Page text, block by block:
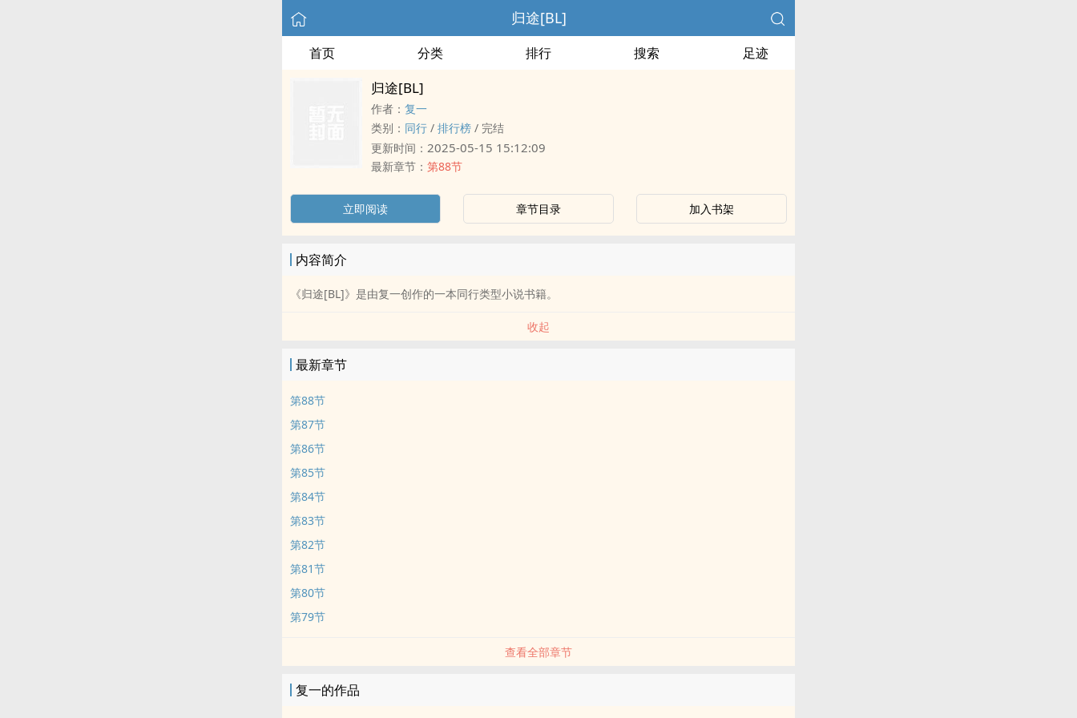
归途[BL]
首页 分类 排行 搜索 足迹
归途[BL]
作者： 复一
类别： 同行 / 排行榜 / 完结
更新时间： 2025-05-15 15:12:09
最新章节： 第88节
立即阅读 章节目录 加入书架
内容简介
《归途[BL]》是由复一创作的一本同行类型小说书籍。
收起
最新章节
第88节
第87节
第86节
第85节
第84节
第83节
第82节
第81节
第80节
第79节
查看全部章节
复一的作品